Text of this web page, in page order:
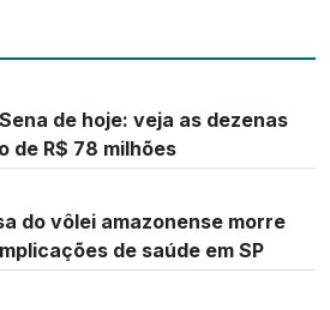
de hoje: veja as dezenas
de R$ 78 milhões
do vôlei amazonense morre
de saúde em SP